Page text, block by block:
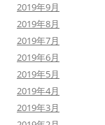
2019年9月
2019年8月
2019年7月
2019年6月
2019年5月
2019年4月
2019年3月